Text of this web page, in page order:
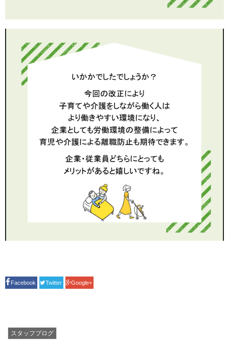
Facebook Twitter Google+
スタッフブログ